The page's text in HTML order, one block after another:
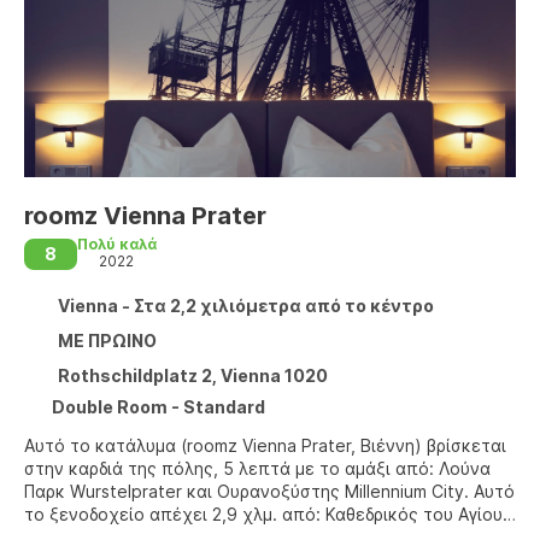
roomz Vienna Prater
8
Πολύ καλά
2022
Vienna - Στα 2,2 χιλιόμετρα από το κέντρο
ΜΕ ΠΡΩΙΝΟ
Rothschildplatz 2, Vienna 1020
Double Room - Standard
Αυτό το κατάλυμα (roomz Vienna Prater, Βιέννη) βρίσκεται
στην καρδιά της πόλης, 5 λεπτά με το αμάξι από: Λούνα
Παρκ Wurstelprater και Ουρανοξύστης Millennium City. Αυτό
το ξενοδοχείο απέχει 2,9 χλμ. από: Καθεδρικός του Αγίου